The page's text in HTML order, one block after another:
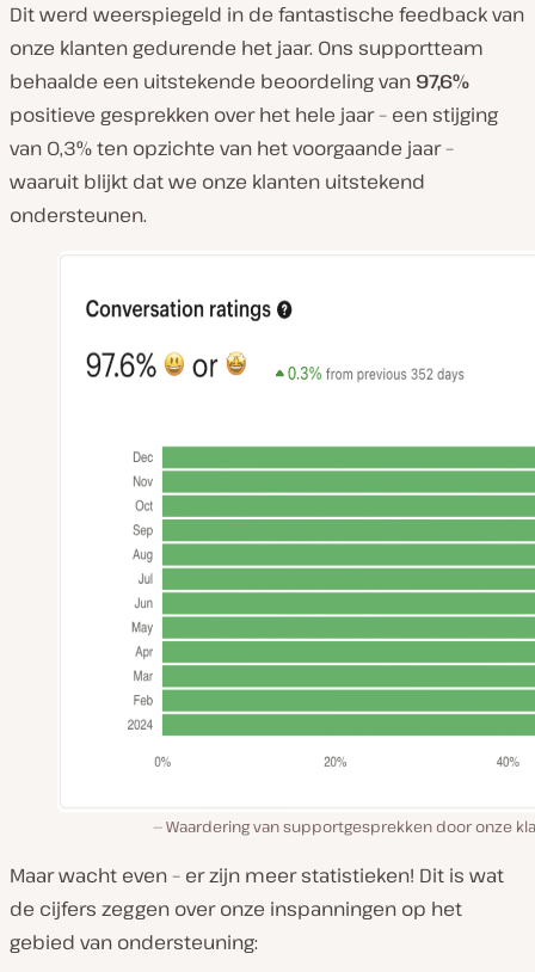
Dit werd weerspiegeld in de fantastische feedback van
onze klanten gedurende het jaar. Ons supportteam
behaalde een uitstekende beoordeling van 97,6%
positieve gesprekken over het hele jaar – een stijging
van 0,3% ten opzichte van het voorgaande jaar –
waaruit blijkt dat we onze klanten uitstekend
ondersteunen.
Waardering van supportgesprekken door onze
Maar wacht even – er zijn meer statistieken! Dit is wat
de cijfers zeggen over onze inspanningen op het
gebied van ondersteuning: